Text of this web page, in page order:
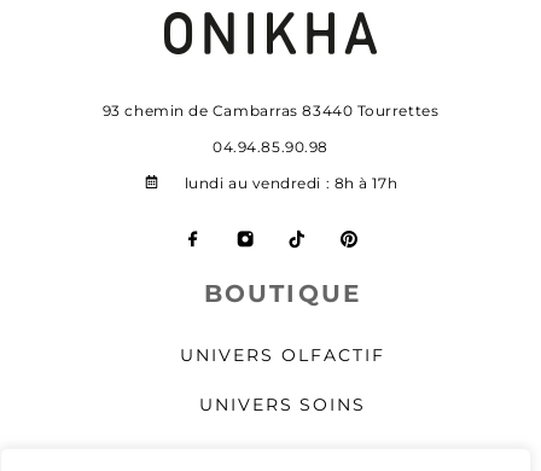
93 chemin de Cambarras 83440 Tourrettes
04.94.85.90.98
lundi au vendredi : 8h à 17h
BOUTIQUE
UNIVERS OLFACTIF
UNIVERS SOINS